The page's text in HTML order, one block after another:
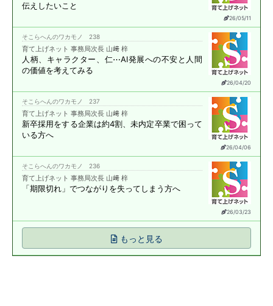
26/05/11
伝えしたいこと
26/04/20
そこらへんのワカモノ 238
育て上げネット 事務局次長 山﨑 梓
人柄、キャラクター、仁⋯AI発展への不安と 人間
の価値を考えてみる
26/04/06
そこらへんのワカモノ 237
育て上げネット 事務局次長 山﨑 梓
新卒採用をする企業は約4割、未内定卒業で困って
いる方へ
26/03/23
そこらへんのワカモノ 236
育て上げネット 事務局次長 山﨑 梓
「期限切れ」でつながりを失ってしまう方へ
もっと見る